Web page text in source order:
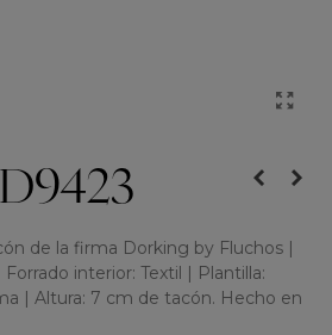
de la firma Dorking by Fluchos |
interior: Textil | Plantilla:
| Altura: 7 cm de tacón. Hecho en